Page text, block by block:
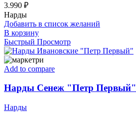
3.990 ₽
Нарды
Добавить в список желаний
В корзину
Быстрый Просмотр
Add to compare
Нарды Сенеж "Петр Первый"
Нарды